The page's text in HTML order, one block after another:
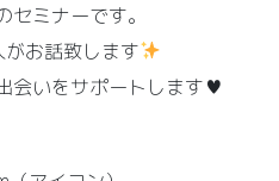
ミナーです。
お話致します
会いをサポートします♥